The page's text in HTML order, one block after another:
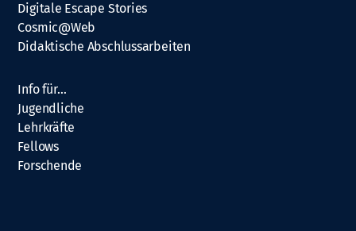
Digitale Escape Stories
Cosmic@Web
Didaktische Abschlussarbeiten
Info für…
Jugendliche
Lehrkräfte
Fellows
Forschende